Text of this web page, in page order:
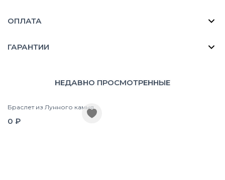
ОПЛАТА
ГАРАНТИИ
НЕДАВНО ПРОСМОТРЕННЫЕ
Браслет из Лунного камня
0 ₽